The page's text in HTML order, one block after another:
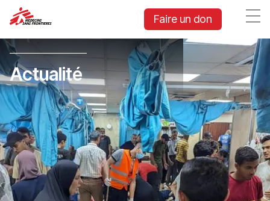
Faire un don
Actualité